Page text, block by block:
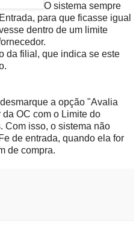
O sistema sempre
para que ficasse igual
dentro de um limite
da filial, que indica se este
a opção "Avalia
OC com o Limite do
Com isso, o sistema não
de entrada, quando ela for
de compra.